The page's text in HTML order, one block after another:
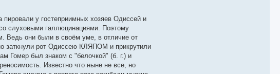
у гостеприимных хозяев Одиссей и
слуховыми галлюцинациями. Поэтому
Ведь они были в своём уме, в отличие от
заткнули рот Одисcею КЛЯПОМ и прикрутили
Гомер был знаком с "белочкой" (б. г.) и
Известно что ныне не все, но